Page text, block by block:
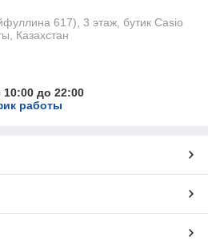
617), 3 этаж, бутик Casio
Казахстан
10:00 до 22:00
работы